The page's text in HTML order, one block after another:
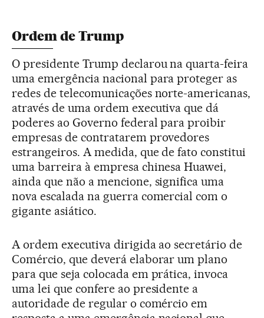
Ordem de Trump
O presidente Trump declarou na quarta-feira
uma emergência nacional para proteger as
redes de telecomunicações norte-americanas,
através de uma ordem executiva que dá
poderes ao Governo federal para proibir
empresas de contratarem provedores
estrangeiros. A medida, que de fato constitui
uma barreira à empresa chinesa Huawei,
ainda que não a mencione, significa uma
nova escalada na guerra comercial com o
gigante asiático.
A ordem executiva dirigida ao secretário de
Comércio, que deverá elaborar um plano
para que seja colocada em prática, invoca
uma lei que confere ao presidente a
autoridade de regular o comércio em